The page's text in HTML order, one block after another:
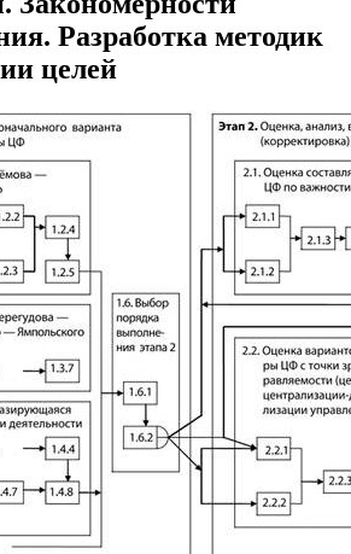
Разработка методик
целей